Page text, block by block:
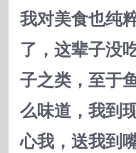
我对美食也纯
了，这辈子没
子之类，至于
么味道，我到
心我，送我到